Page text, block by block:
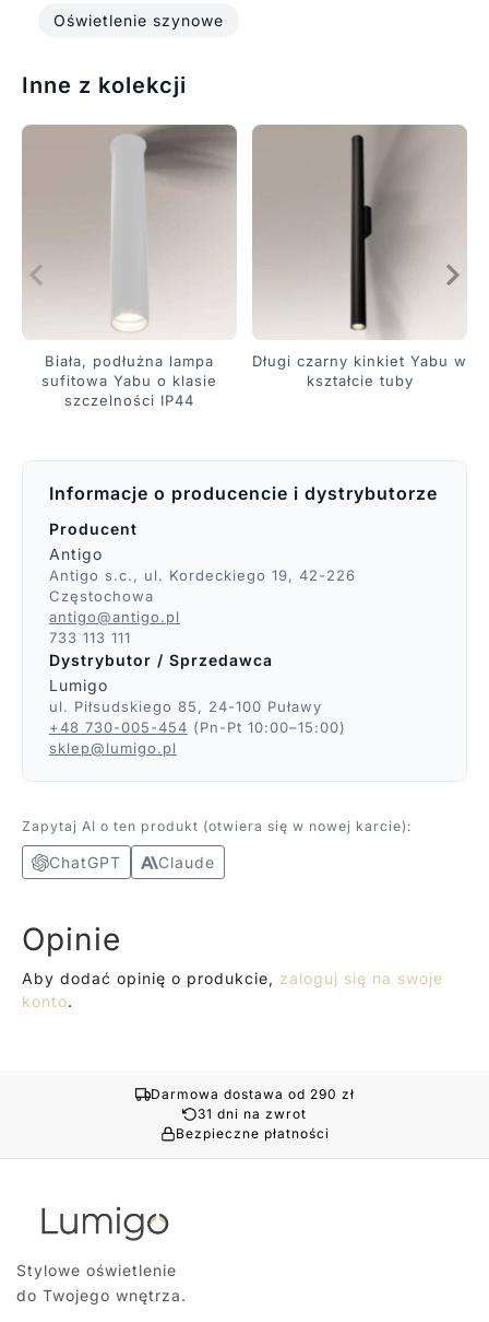
Oświetlenie szynowe
Inne z kolekcji
Biała, podłużna lampa
sufitowa Yabu o klasie
szczelności IP44
Długi czarny kinkiet Yabu w
kształcie tuby
Informacje o producencie i dystrybutorze
Producent
Antigo
Antigo s.c., ul. Kordeckiego 19, 42-226
Częstochowa
antigo@antigo.pl
733 113 111
Dystrybutor / Sprzedawca
Lumigo
ul. Piłsudskiego 85, 24-100 Puławy
+48 730-005-454 (Pn-Pt 10:00–15:00)
sklep@lumigo.pl
Zapytaj AI o ten produkt (otwiera się w nowej karcie):
ChatGPT Claude
Opinie
Aby dodać opinię o produkcie, zaloguj się na swoje
konto.
Darmowa dostawa od 290 zł
31 dni na zwrot
Bezpieczne płatności
Stylowe oświetlenie
do Twojego wnętrza.